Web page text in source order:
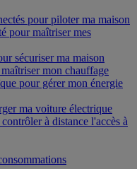
pour piloter ma maison
pour maîtriser mes
sécuriser ma maison
mon chauffage
pour gérer mon énergie
ma voiture électrique
à distance l'accès à